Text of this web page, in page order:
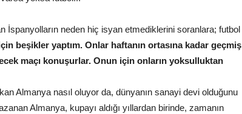
İspanyolların neden hiç isyan etmediklerini soranlara; futbol
beşikler yaptım. Onlar haftanın ortasına kadar geçmiş
maçı konuşurlar. Onun için onların yoksulluktan
Almanya nasıl oluyor da, dünyanın sanayi devi olduğunu
Almanya, kupayı aldığı yıllardan birinde, zamanın